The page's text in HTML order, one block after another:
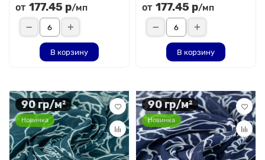
от 177.45 р/мп
В корзину
от 177.45 р/мп
В корзину
90 гр/м²
Новинка
90 гр/м²
Новинка